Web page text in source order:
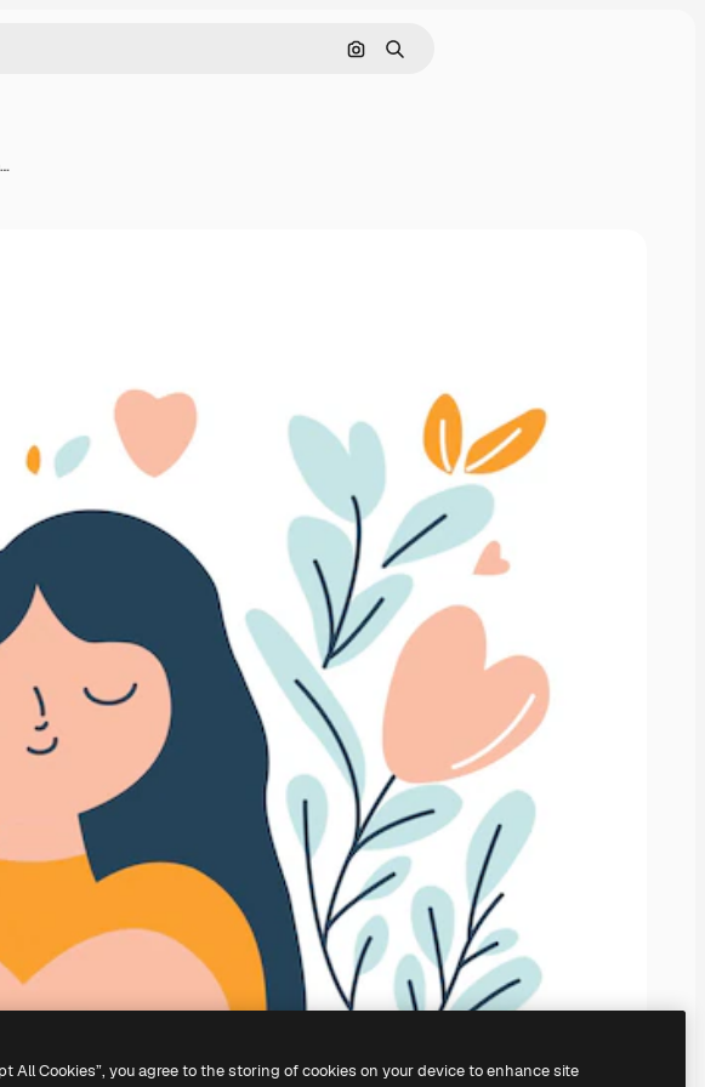
Buscar por imagen
Buscar
La hermosa personaje de la chica abrazando el corazón amor profundamente en la decoración floral romántica de flores
All Cookies”, you agree to the storing of cookies on your device to enhance site